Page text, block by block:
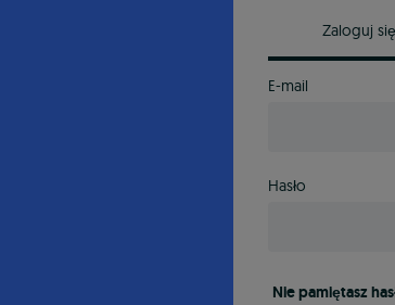
Zaloguj się
E-mail
Hasło
Nie pamiętasz